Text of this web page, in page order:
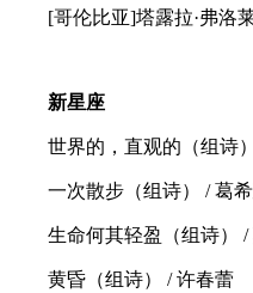
[哥伦比亚]塔露拉·弗洛
新星座
世界的，直观的（组诗
一次散步（组诗） / 葛
生命何其轻盈（组诗）
黄昏（组诗） / 许春